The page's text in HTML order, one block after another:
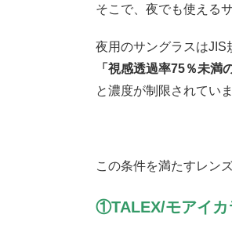
そこで、夜でも使える
夜用のサングラスはJIS
「視感透過率75％未満
と濃度が制限されていま
この条件を満たすレン
①TALEX/モアイカ